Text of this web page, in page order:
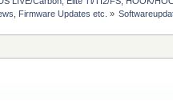
Firmware Updates etc. »